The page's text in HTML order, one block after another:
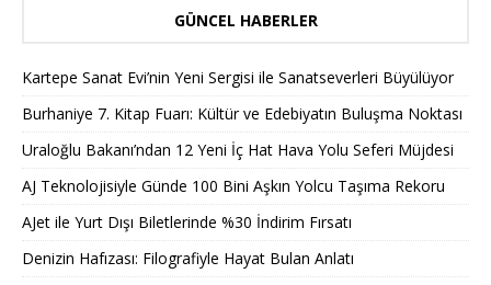
GÜNCEL HABERLER
Kartepe Sanat Evi’nin Yeni Sergisi ile Sanatseverleri Büyülüyor
Burhaniye 7. Kitap Fuarı: Kültür ve Edebiyatın Buluşma Noktası
Uraloğlu Bakanı’ndan 12 Yeni İç Hat Hava Yolu Seferi Müjdesi
AJ Teknolojisiyle Günde 100 Bini Aşkın Yolcu Taşıma Rekoru
AJet ile Yurt Dışı Biletlerinde %30 İndirim Fırsatı
Denizin Hafızası: Filografiyle Hayat Bulan Anlatı